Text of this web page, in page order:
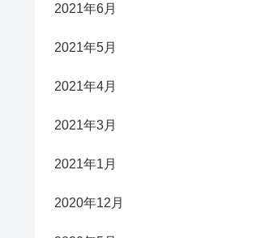
2021年6月
2021年5月
2021年4月
2021年3月
2021年1月
2020年12月